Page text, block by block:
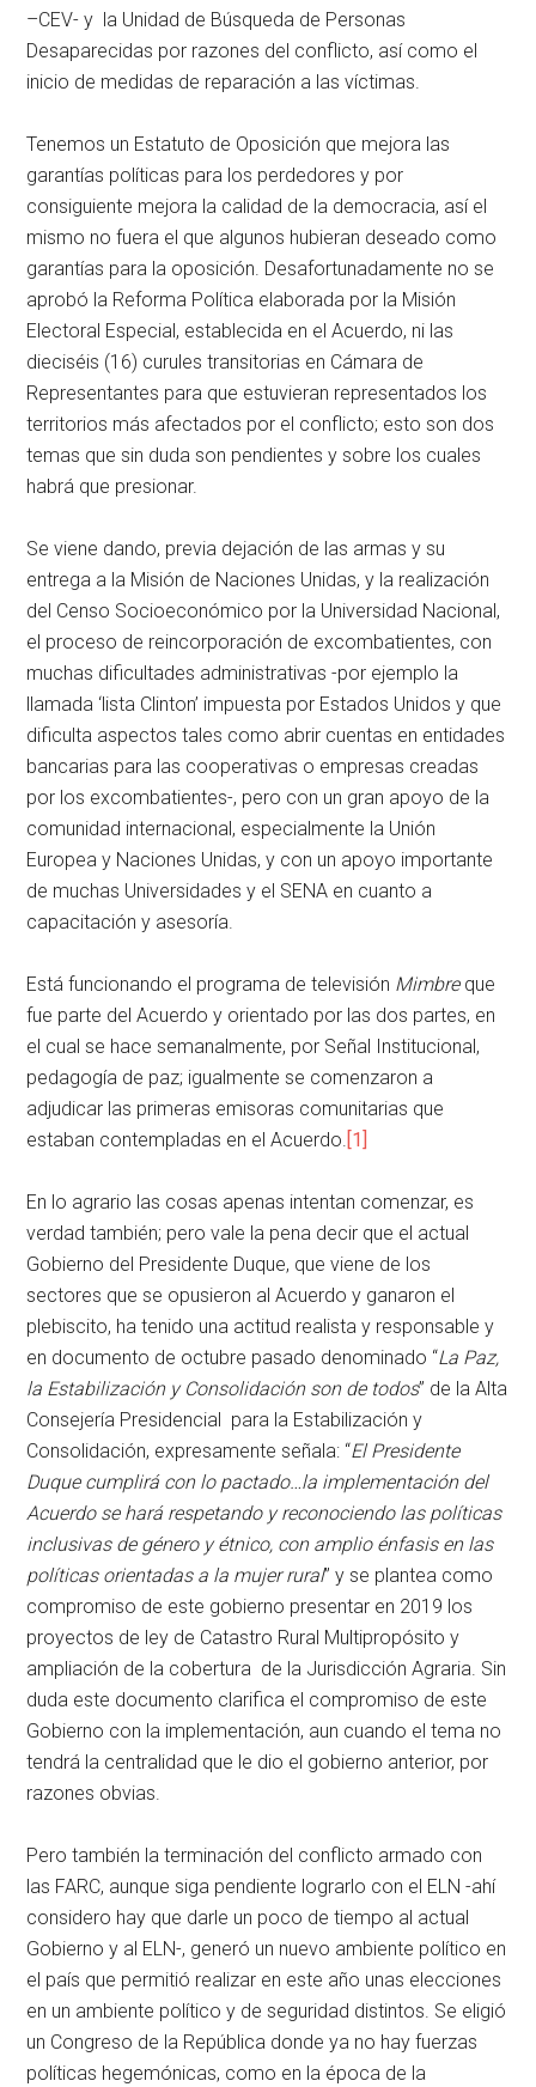
–CEV- y la Unidad de Búsqueda de Personas
Desaparecidas por razones del conflicto, así como el
inicio de medidas de reparación a las víctimas.
Tenemos un Estatuto de Oposición que mejora las
garantías políticas para los perdedores y por
consiguiente mejora la calidad de la democracia, así el
mismo no fuera el que algunos hubieran deseado como
garantías para la oposición. Desafortunadamente no se
aprobó la Reforma Política elaborada por la Misión
Electoral Especial, establecida en el Acuerdo, ni las
dieciséis (16) curules transitorias en Cámara de
Representantes para que estuvieran representados los
territorios más afectados por el conflicto; esto son dos
temas que sin duda son pendientes y sobre los cuales
habrá que presionar.
Se viene dando, previa dejación de las armas y su
entrega a la Misión de Naciones Unidas, y la realización
del Censo Socioeconómico por la Universidad Nacional,
el proceso de reincorporación de excombatientes, con
muchas dificultades administrativas -por ejemplo la
llamada ‘lista Clinton’ impuesta por Estados Unidos y que
dificulta aspectos tales como abrir cuentas en entidades
bancarias para las cooperativas o empresas creadas
por los excombatientes-, pero con un gran apoyo de la
comunidad internacional, especialmente la Unión
Europea y Naciones Unidas, y con un apoyo importante
de muchas Universidades y el SENA en cuanto a
capacitación y asesoría.
Está funcionando el programa de televisión Mimbreque
fue parte del Acuerdo y orientado por las dos partes, en
el cual se hace semanalmente, por Señal Institucional,
pedagogía de paz; igualmente se comenzaron a
adjudicar las primeras emisoras comunitarias que
estaban contempladas en el Acuerdo. [1]
En lo agrario las cosas apenas intentan comenzar, es
verdad también; pero vale la pena decir que el actual
Gobierno del Presidente Duque, que viene de los
sectores que se opusieron al Acuerdo y ganaron el
plebiscito, ha tenido una actitud realista y responsable y
en documento de octubre pasado denominado “La Paz,
la Estabilización y Consolidación son de todos” de la Alta
Consejería Presidencial para la Estabilización y
Consolidación, expresamente señala: “El Presidente
Duque cumplirá con lo pactado…la implementación del
Acuerdo se hará respetando y reconociendo las políticas
inclusivas de género y étnico, con amplio énfasis en las
políticas orientadas a la mujer rural” y se plantea como
compromiso de este gobierno presentar en 2019 los
proyectos de ley de Catastro Rural Multipropósito y
ampliación de la cobertura de la Jurisdicción Agraria. Sin
duda este documento clarifica el compromiso de este
Gobierno con la implementación, aun cuando el tema no
tendrá la centralidad que le dio el gobierno anterior, por
razones obvias.
Pero también la terminación del conflicto armado con
las FARC, aunque siga pendiente lograrlo con el ELN -ahí
considero hay que darle un poco de tiempo al actual
Gobierno y al ELN-, generó un nuevo ambiente político en
el país que permitió realizar en este año unas elecciones
en un ambiente político y de seguridad distintos. Se eligió
un Congreso de la República donde ya no hay fuerzas
políticas hegemónicas, como en la época de la